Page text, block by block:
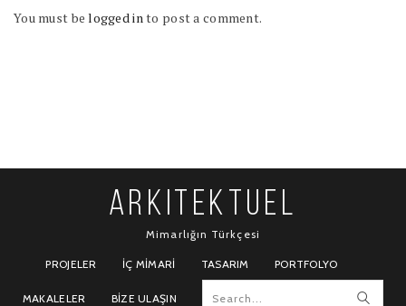
You must belogged in to post a comment.
ARKITEKTUEL
Mimarlığın Türkçesi
PROJELER İÇ MIMARI TASARIM PORTFOLYO
MAKALELER BIZE ULAŞIN